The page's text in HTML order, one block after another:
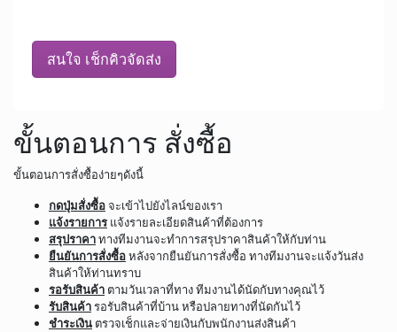
สนใจ เช็กคิวจัดส่ง
ขั้นตอนการ สั่งซื้อ
ขั้นตอนการสั่งซื้อง่ายๆดังนี้
กดปุ่มสั่งซื้อจะเข้าไปยังไลน์ของเรา
แจ้งรายการ แจ้งรายละเอียดสินค้าที่ต้องการ
สรุปราคาทางทีมงานจะทำการสรุปราคาสินค้าให้กับท่าน
ยืนยันการสั่งซื้อหลังจากยืนยันการสั่งซื้อ ทางทีมงานจะแจ้งวันส่ง
สินค้าให้ท่านทราบ
รอรับสินค้า ตามวันเวลาที่ทาง ทีมงานได้นัดกับทางคุณไว้
รับสินค้ารอรับสินค้าที่บ้าน หรือปลายทางที่นัดกันไว้
ชำระเงิน ตรวจเช็กและจ่ายเงินกับพนักงานส่งสินค้า